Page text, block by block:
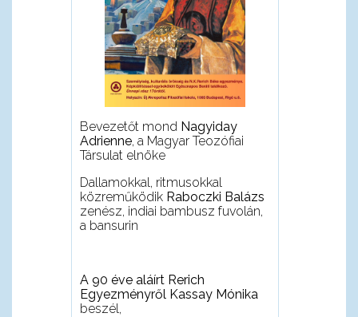
Bevezetőt mond Nagyiday
Adrienne, a Magyar Teozófiai
Társulat elnöke
Dallamokkal, ritmusokkal
közreműködik Raboczki Balázs
zenész, indiai bambusz fuvolán,
a bansurin
A 90 éve aláírt Rerich
Egyezményről Kassay Mónika
beszél,